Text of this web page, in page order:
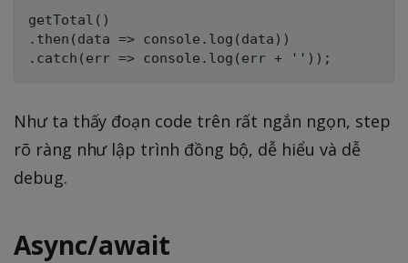
getTotal()
.then(data => console.log(data))
Như ta thấy đoạn code trên rất ngắn ngọn, step
rõ ràng như lập trình đồng bộ, dễ hiểu và dễ
debug.
Async/await